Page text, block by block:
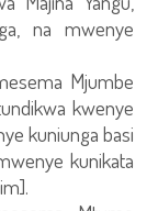
na mwenye
Mjumbe
kwenye
kuniunga basi
kunikata